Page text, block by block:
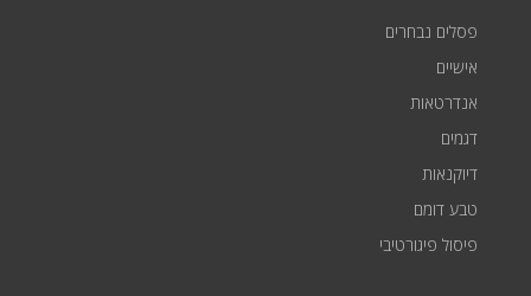
פסלים נבחרים
אישיים
אנדרטאות
דגמים
דיוקנאות
טבע דומם
פיסול פיגורטיבי